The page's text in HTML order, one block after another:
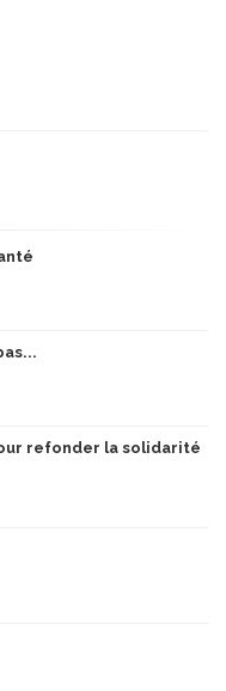
refonder la solidarité